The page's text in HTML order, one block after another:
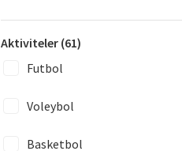
Aktiviteler (61)
Futbol
Voleybol
Basketbol